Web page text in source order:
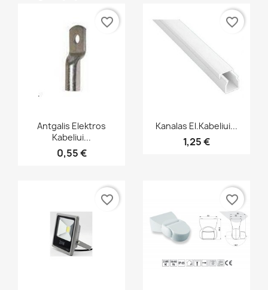
Greita peržiūra
Antgalis Elektros
Kabeliui...
0,55 €
favorite_border
Greita peržiūra
Kanalas El.kabeliui...
1,25 €
favorite_border
favorite_border favorite_border